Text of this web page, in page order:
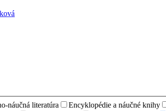
náučná literatúra Encyklopédie a náučné knihy